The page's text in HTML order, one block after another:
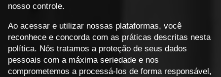
nosso controle.
Ao acessar e utilizar nossas plataformas, você
reconhece e concorda com as práticas descritas nesta
política. Nós tratamos a proteção de seus dados
pessoais com a máxima seriedade e nos
comprometemos a processá-los de forma responsável,